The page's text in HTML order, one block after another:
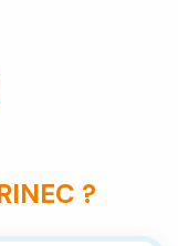
?